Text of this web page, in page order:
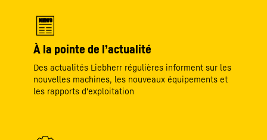
NEWS
À la pointe de l’actualité
Des actualités Liebherr régulières informent sur les
nouvelles machines, les nouveaux équipements et
les rapports d'exploitation